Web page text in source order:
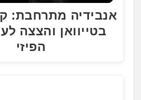
אנבידיה מתרחבת:
הפיזי